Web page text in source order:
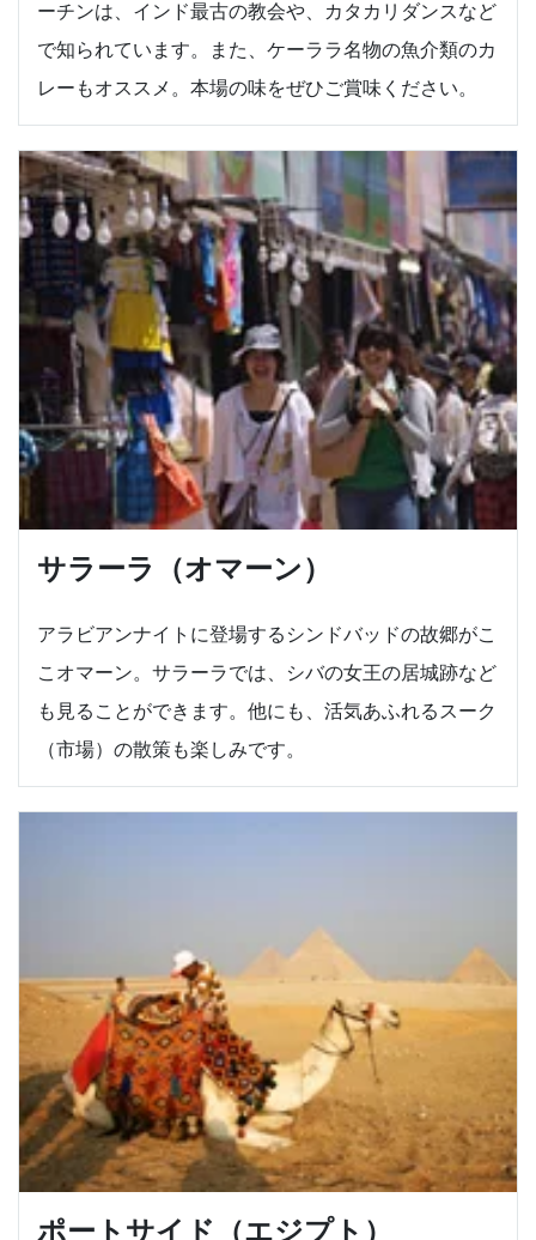
ーチンは、インド最古の教会や、カタカリダンスなど
で知られています。また、ケーララ名物の魚介類のカ
レーもオススメ。本場の味をぜひご賞味ください。
サラーラ（オマーン）
アラビアンナイトに登場するシンドバッドの故郷がこ
こオマーン。サラーラでは、シバの女王の居城跡など
も見ることができます。他にも、活気あふれるスーク
（市場）の散策も楽しみです。
ポートサイド（エジプト）